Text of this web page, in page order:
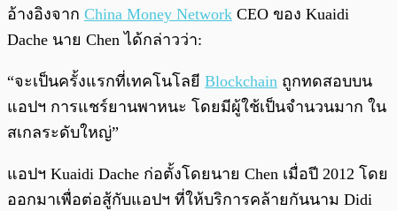
อ้างอิงจาก China Money Network CEO ของ Kuaidi
Dache นาย Chen ได้กล่าวว่า:
“จะเป็นครั้งแรกที่เทคโนโลยี Blockchain ถูกทดสอบบน
แอปฯ การแชร์ยานพาหนะ โดยมีผู้ใช้เป็นจำนวนมาก ใน
สเกลระดับใหญ่”
แอปฯ Kuaidi Dache ก่อตั้งโดยนาย Chen เมื่อปี 2012 โดย
ออกมาเพื่อต่อสู้กับแอปฯ ที่ให้บริการคล้ายกันนาม Didi